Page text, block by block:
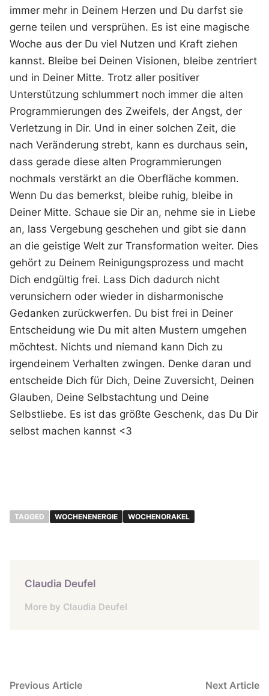
immer mehr in Deinem Herzen und Du darfst sie
gerne teilen und versprühen. Es ist eine magische
Woche aus der Du viel Nutzen und Kraft ziehen
kannst. Bleibe bei Deinen Visionen, bleibe zentriert
und in Deiner Mitte. Trotz aller positiver
Unterstützung schlummert noch immer die alten
Programmierungen des Zweifels, der Angst, der
Verletzung in Dir. Und in einer solchen Zeit, die
nach Veränderung strebt, kann es durchaus sein,
dass gerade diese alten Programmierungen
nochmals verstärkt an die Oberfläche kommen.
Wenn Du das bemerkst, bleibe ruhig, bleibe in
Deiner Mitte. Schaue sie Dir an, nehme sie in Liebe
an, lass Vergebung geschehen und gibt sie dann
an die geistige Welt zur Transformation weiter. Dies
gehört zu Deinem Reinigungsprozess und macht
Dich endgültig frei. Lass Dich dadurch nicht
verunsichern oder wieder in disharmonische
Gedanken zurückwerfen. Du bist frei in Deiner
Entscheidung wie Du mit alten Mustern umgehen
möchtest. Nichts und niemand kann Dich zu
irgendeinem Verhalten zwingen. Denke daran und
entscheide Dich für Dich, Deine Zuversicht, Deinen
Glauben, Deine Selbstachtung und Deine
Selbstliebe. Es ist das größte Geschenk, das Du Dir
selbst machen kannst <3
TAGGED WOCHENENERGIE WOCHENORAKEL
Claudia Deufel
More by Claudia Deufel
Beitragsnavigation
Previous ArticlePrevious
Next Article